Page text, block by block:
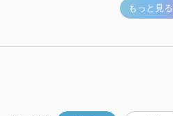
もっと見る